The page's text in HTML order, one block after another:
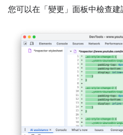
您可以在「變更」面板中檢查建